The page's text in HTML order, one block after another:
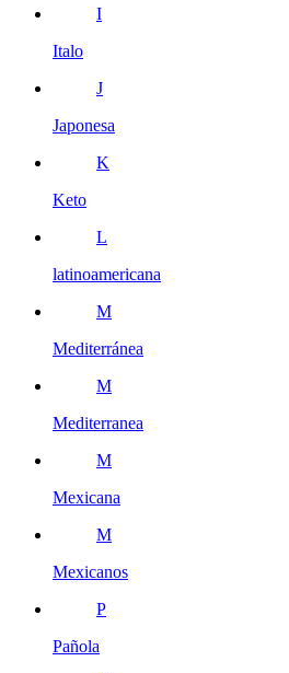
I
Italo
J
Japonesa
K
Keto
L
latinoamericana
M
Mediterránea
M
Mediterranea
M
Mexicana
M
Mexicanos
P
Pañola